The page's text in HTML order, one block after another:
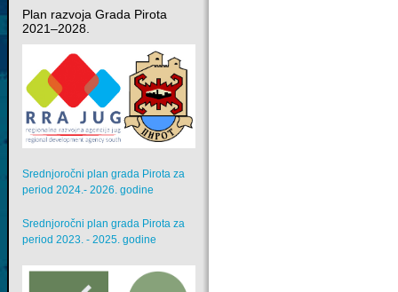
Plan razvoja Grada Pirota
2021–2028.
Srednjoročni plan grada Pirota za
period 2024.- 2026. godine
Srednjoročni plan grada Pirota za
period 2023. - 2025. godine